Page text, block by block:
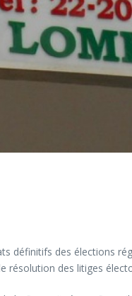
définitifs des élections
résolution des litiges